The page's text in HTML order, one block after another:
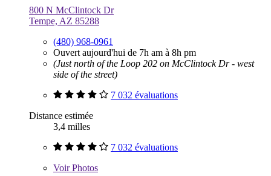
800 N McClintock Dr
Tempe, AZ 85288
(480) 968-0961
Ouvert aujourd'hui de 7h am à 8h pm
(Just north of the Loop 202 on McClintock Dr - west
side of the street)
7 032 évaluations
Distance estimée
3,4 milles
7 032 évaluations
VoirPhotos